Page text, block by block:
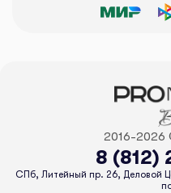
2016-2026
8 (812)
СПб, Литейный пр. 26, Деловой